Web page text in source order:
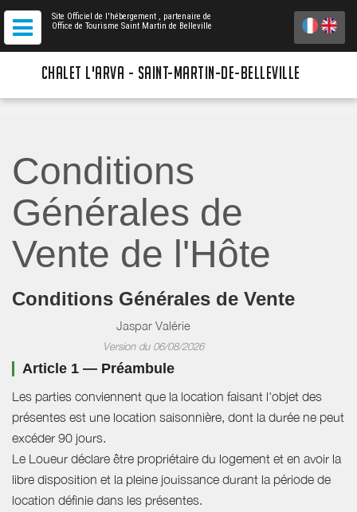
Site Officiel de l'hébergement , partenaire de
Office de Tourisme Saint Martin de Belleville
CHALET L'ARVA - SAINT-MARTIN-DE-BELLEVILLE
Conditions
Générales de
Vente de l'Hôte
Conditions Générales de Vente
Jaspar Valérie
Version du 06/08/2026
Article 1 — Préambule
Les parties conviennent que la location faisant l'objet des
présentes est une location saisonnière, dont la durée ne peut
excéder 90 jours.
Le Loueur déclare être propriétaire du logement et en avoir la
libre disposition et la pleine jouissance durant la période de
location définie dans les présentes.